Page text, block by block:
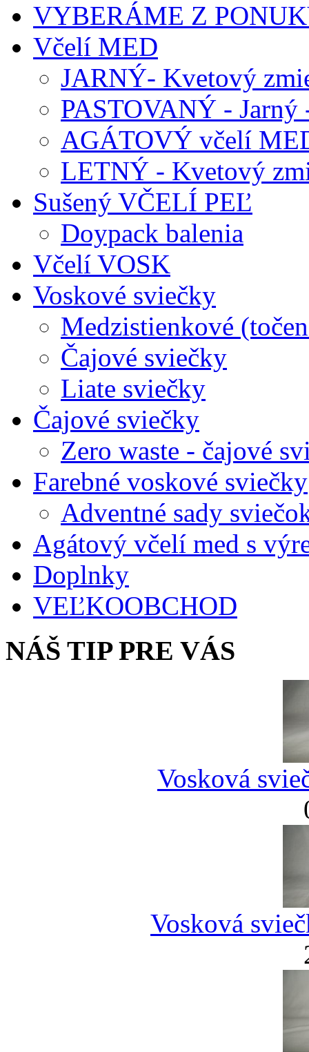
VYBERÁME Z
Včelí MED
JARNÝ- Kvetový
PASTOVANÝ -
AGÁTOVÝ včelí
LETNÝ - Kvetový
Sušený VČELÍ PEĽ
Doypack balenia
Včelí VOSK
Voskové sviečky
Medzistienkové
Čajové sviečky
Liate sviečky
Čajové sviečky
Zero waste - čajové
Farebné voskové sviečky
Adventné sady
Agátový včelí med s
Doplnky
VEĽKOOBCHOD
NÁŠ TIP PRE VÁS
Vosková
Vosková